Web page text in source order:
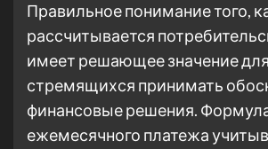
Правильное понимание того,
рассчитывается
имеет решающее значение
стремящихся принимать
финансовые решения.
ежемесячного платежа